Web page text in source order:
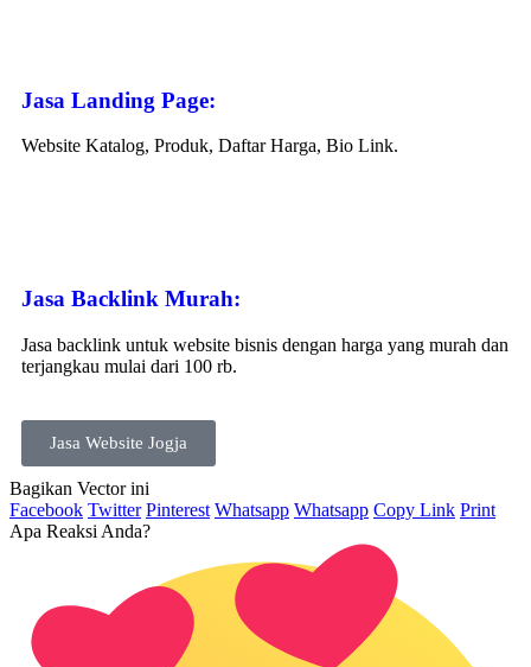
Jasa Landing Page:
Website Katalog, Produk, Daftar Harga, Bio Link.
Jasa Backlink Murah:
Jasa backlink untuk website bisnis dengan harga yang murah dan
terjangkau mulai dari 100 rb.
Jasa Website Jogja
Bagikan Vector ini
Facebook Twitter Pinterest Whatsapp Whatsapp Copy Link Print
Apa Reaksi Anda?